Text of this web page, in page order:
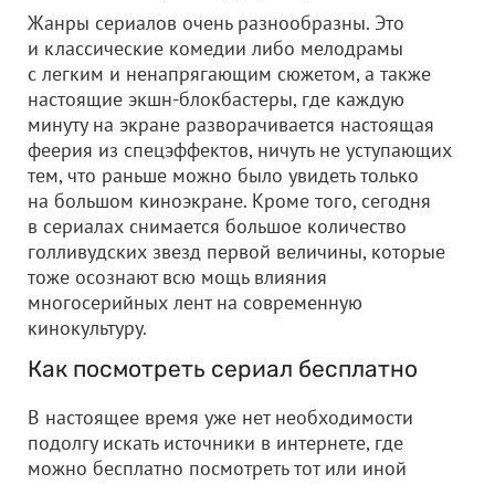
Жанры сериалов очень разнообразны. Это
и классические комедии либо мелодрамы
с легким и ненапрягающим сюжетом, а также
настоящие экшн-блокбастеры, где каждую
минуту на экране разворачивается настоящая
феерия из спецэффектов, ничуть не уступающих
тем, что раньше можно было увидеть только
на большом киноэкране. Кроме того, сегодня
в сериалах снимается большое количество
голливудских звезд первой величины, которые
тоже осознают всю мощь влияния
многосерийных лент на современную
кинокультуру.
Как посмотреть сериал бесплатно
В настоящее время уже нет необходимости
подолгу искать источники в интернете, где
можно бесплатно посмотреть тот или иной